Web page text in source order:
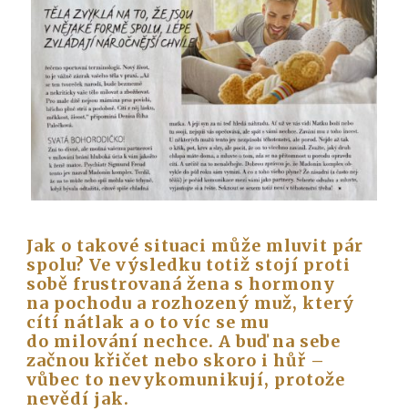
Jak o takové situaci může mluvit pár
spolu? Ve výsledku totiž stojí proti
sobě frustrovaná žena s hormony
na pochodu a rozhozený muž, který
cítí nátlak a o to víc se mu
do milování nechce. A buď na sebe
začnou křičet nebo skoro i hůř –
vůbec to nevykomunikují, protože
nevědí jak.